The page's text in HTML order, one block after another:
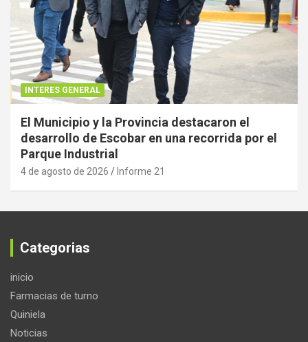
INTERES GENERAL
El Municipio y la Provincia destacaron el
desarrollo de Escobar en una recorrida por el
Parque Industrial
4 de agosto de 2026 Informe 21
Categorias
inicio
Farmacias de turno
Quiniela
Noticias